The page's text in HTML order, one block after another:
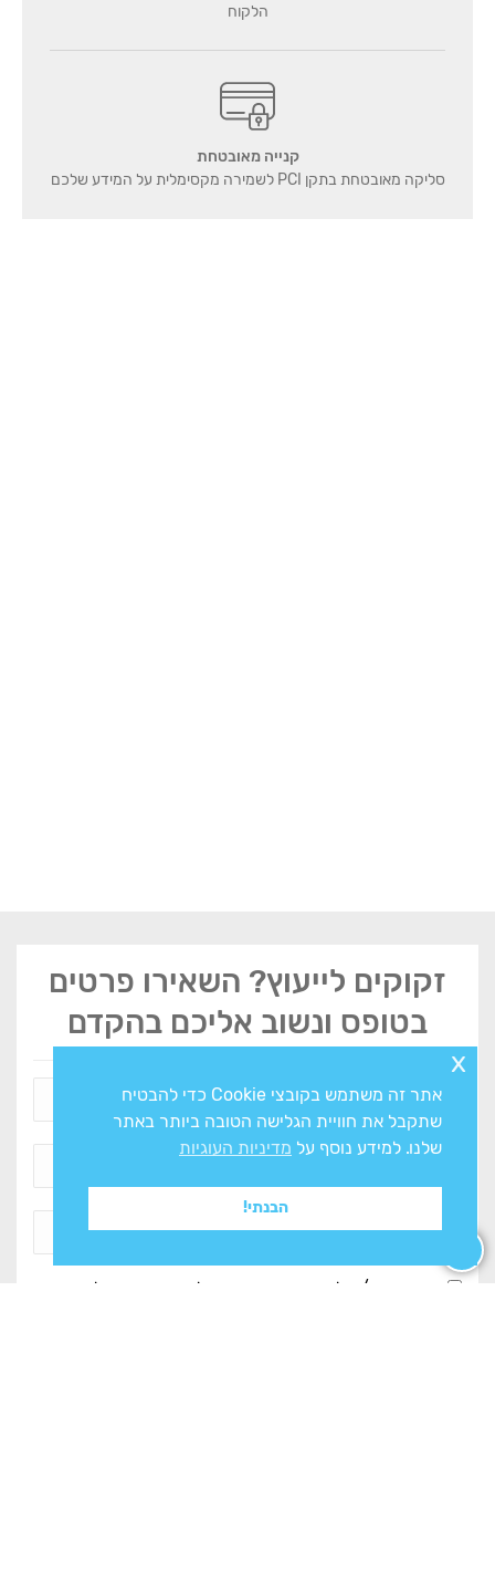
הלקוח
קנייה מאובטחת
סליקה מאובטחת בתקן PCI לשמירה מקסימלית על המידע שלכם
זקוקים לייעוץ? השאירו פרטים
בטופס ונשוב אליכם בהקדם
אני מסכים/ה ל
ולעיבוד המידע ליצירת
אתר זה משתמש בקובצי Cookie כדי להבטיח
שתקבל את חוויית הגלישה הטובה ביותר באתר
שלנו. למידע נוסף על מדיניות העוגיות
הבנתי!
x